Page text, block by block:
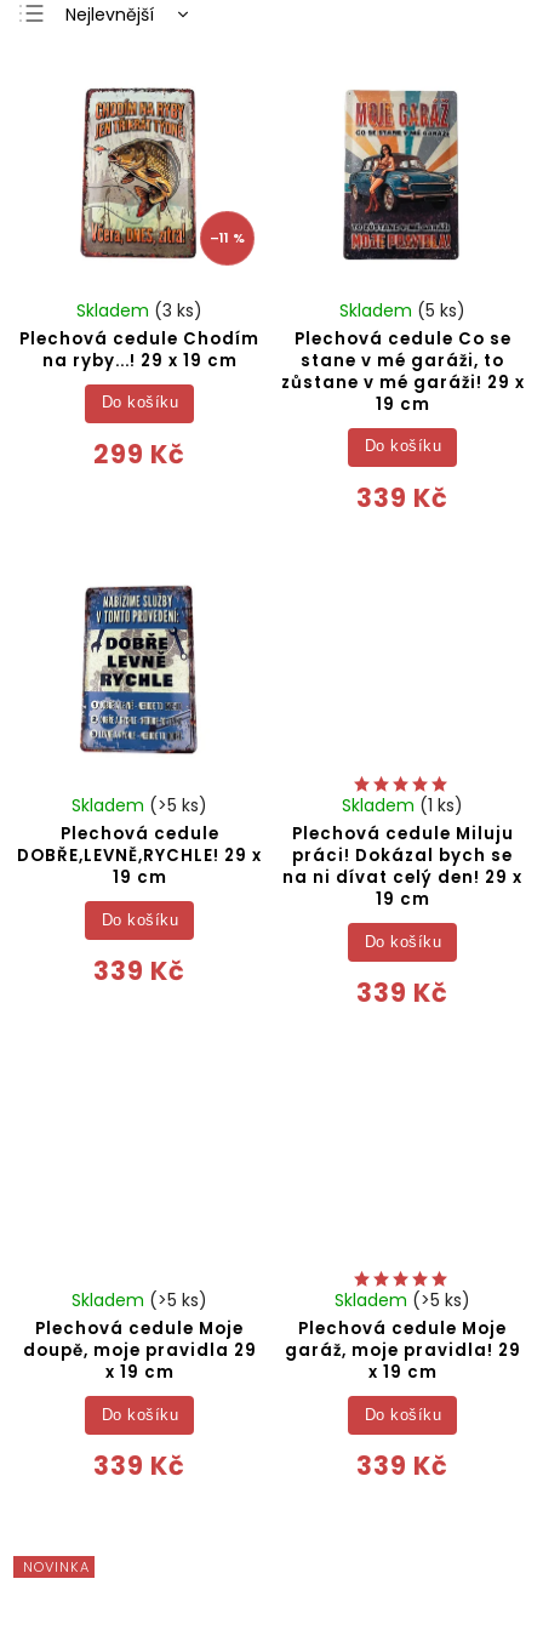
Nejlevnější
Nejprodávanější
Abecedně
–11 %
Plechová cedule Chodím
na ryby...! 29 x 19 cm
Skladem (3 ks)
299 Kč
Do košíku
Plechová cedule Co se
stane v mé garáži, to
zůstane v mé garáži! 29 x
19 cm
Skladem (5 ks)
339 Kč
Do košíku
Plechová cedule
DOBŘE,LEVNĚ,RYCHLE! 29 x
19 cm
Skladem (>5 ks)
339 Kč
Do košíku
Plechová cedule Miluju
práci! Dokázal bych se
na ni dívat celý den! 29 x
19 cm
Skladem (1 ks)
339 Kč
Do košíku
Plechová cedule Moje
doupě, moje pravidla 29
x 19 cm
Skladem (>5 ks)
339 Kč
Do košíku
Plechová cedule Moje
garáž, moje pravidla! 29
x 19 cm
Skladem (>5 ks)
339 Kč
Do košíku
NOVINKA